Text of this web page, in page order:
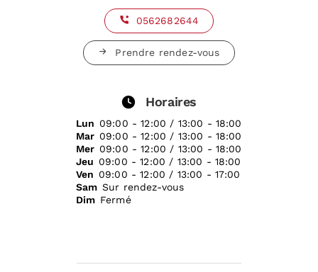
0562682644
Prendre rendez-vous
Horaires
Lun 09:00 - 12:00 / 13:00 - 18:00
Mar 09:00 - 12:00 / 13:00 - 18:00
Mer 09:00 - 12:00 / 13:00 - 18:00
Jeu 09:00 - 12:00 / 13:00 - 18:00
Ven 09:00 - 12:00 / 13:00 - 17:00
Sam Sur rendez-vous
Dim Fermé